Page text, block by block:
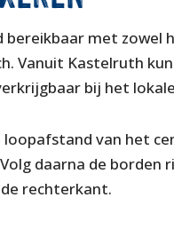
bereikbaar met
Vanuit Kastelruth
bij het
van het
daarna de
rechterkant.